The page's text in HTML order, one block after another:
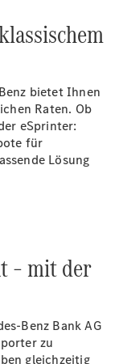
bietet Ihnen
Raten. Ob
eSprinter:
für
Lösung
– mit der
Benz Bank AG
zu
gleichzeitig